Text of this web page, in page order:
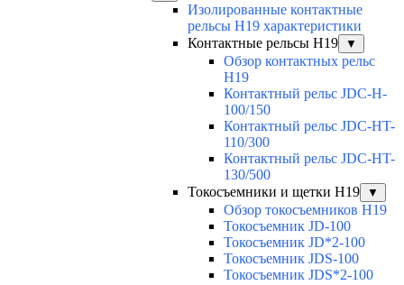
Изолированные контактные
рельсы Н19 характеристики
Контактные рельсы H19
▼
Обзор контактных рельс
H19
Контактный рельс JDC-H-
100/150
Контактный рельс JDC-HT-
110/300
Контактный рельс JDC-HT-
130/500
Токосъемники и щетки H19
▼
Обзор токосъемников H19
Токосъемник JD-100
Токосъемник JD*2-100
Токосъемник JDS-100
Токосъемник JDS*2-100